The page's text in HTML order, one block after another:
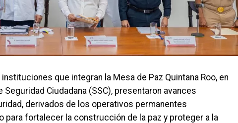
que integran la Mesa de Paz Quintana Roo, en
Ciudadana (SSC), presentaron avances
derivados de los operativos permanentes
para fortalecer la construcción de la paz y proteger a la